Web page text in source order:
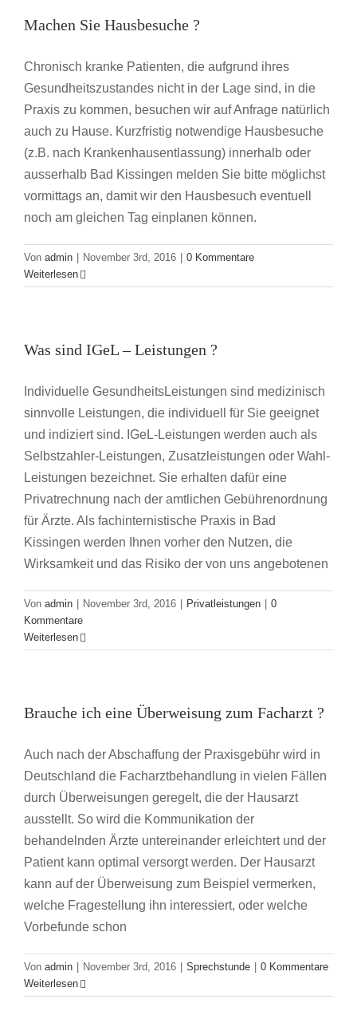
Machen Sie Hausbesuche ?
Chronisch kranke Patienten, die aufgrund ihres
Gesundheitszustandes nicht in der Lage sind, in die
Praxis zu kommen, besuchen wir auf Anfrage natürlich
auch zu Hause. Kurzfristig notwendige Hausbesuche
(z.B. nach Krankenhausentlassung) innerhalb oder
ausserhalb Bad Kissingen melden Sie bitte möglichst
vormittags an, damit wir den Hausbesuch eventuell
noch am gleichen Tag einplanen können.
Von admin November 3rd, 2016
0 Kommentare
Weiterlesen
Was sind IGeL – Leistungen ?
Individuelle GesundheitsLeistungen sind medizinisch
sinnvolle Leistungen, die individuell für Sie geeignet
und indiziert sind. IGeL-Leistungen werden auch als
Selbstzahler-Leistungen, Zusatzleistungen oder Wahl-
Leistungen bezeichnet. Sie erhalten dafür eine
Privatrechnung nach der amtlichen Gebührenordnung
für Ärzte. Als fachinternistische Praxis in Bad
Kissingen werden Ihnen vorher den Nutzen, die
Wirksamkeit und das Risiko der von uns angebotenen
Von admin November 3rd, 2016 Privatleistungen
0
Kommentare
Weiterlesen
Brauche ich eine Überweisung zum Facharzt ?
Auch nach der Abschaffung der Praxisgebühr wird in
Deutschland die Facharztbehandlung in vielen Fällen
durch Überweisungen geregelt, die der Hausarzt
ausstellt. So wird die Kommunikation der
behandelnden Ärzte untereinander erleichtert und der
Patient kann optimal versorgt werden. Der Hausarzt
kann auf der Überweisung zum Beispiel vermerken,
welche Fragestellung ihn interessiert, oder welche
Vorbefunde schon
Von admin November 3rd, 2016 Sprechstunde
0 Kommentare
Weiterlesen